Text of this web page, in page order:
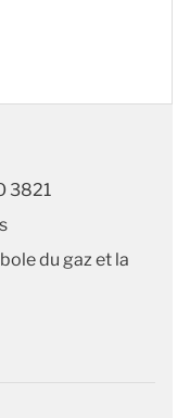
3821
du gaz et la